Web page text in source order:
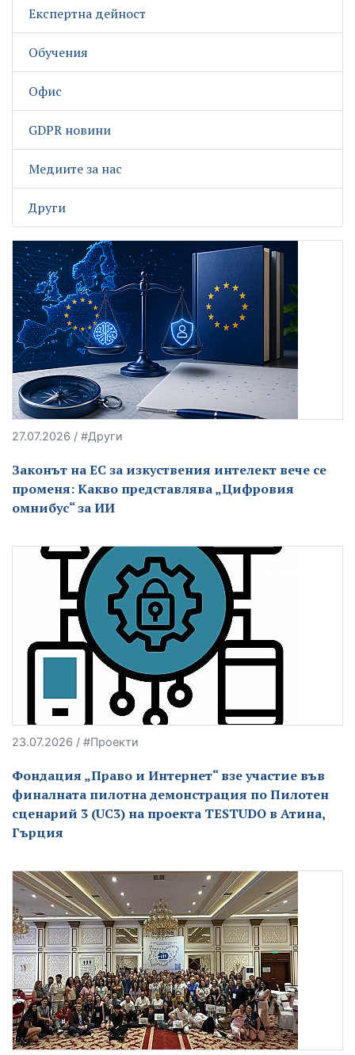
Експертна дейност
Обучения
Офис
GDPR новини
Медиите за нас
Други
27.07.2026 / #Други
Законът на ЕС за изкуствения интелект вече се
променя: Какво представлява „Цифровия
омнибус“ за ИИ
23.07.2026 / #Проекти
Фондация „Право и Интернет“ взе участие във
финалната пилотна демонстрация по Пилотен
сценарий 3 (UC3) на проекта TESTUDO в Атина,
Гърция